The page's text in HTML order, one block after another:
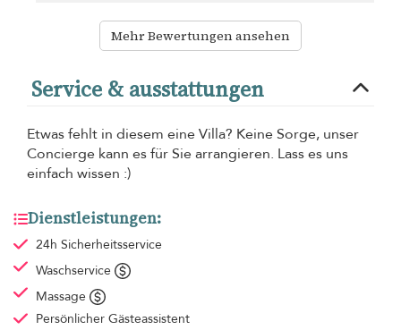
Mehr Bewertungen ansehen
Service & ausstattungen
Etwas fehlt in diesem eine Villa? Keine Sorge, unser
Concierge kann es für Sie arrangieren. Lass es uns
einfach wissen :)
Dienstleistungen:
24h Sicherheitsservice
Waschservice
Massage
Persönlicher Gästeassistent